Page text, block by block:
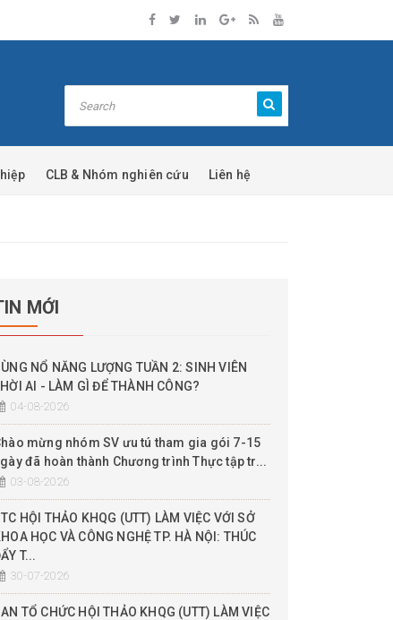
CLB & Nhóm nghiên cứu Liên hệ
MỚI
NỔ NĂNG LƯỢNG TUẦN 2: SINH VIÊN
AI - LÀM GÌ ĐỂ THÀNH CÔNG?
04-08-2026
mừng nhóm SV ưu tú tham gia gói 7-15
đã hoàn thành Chương trình Thực tập tr...
03-08-2026
HỘI THẢO KHQG (UTT) LÀM VIỆC VỚI SỞ
HỌC VÀ CÔNG NGHỆ TP. HÀ NỘI: THÚC
T...
30-07-2026
TỔ CHỨC HỘI THẢO KHQG (UTT) LÀM VIỆC